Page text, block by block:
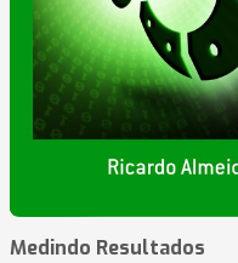
Medindo Resultados